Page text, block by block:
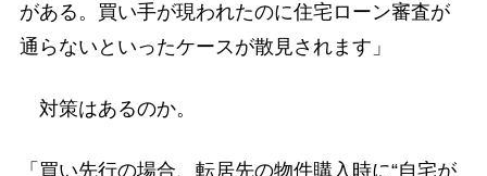
がある。買い手が現われたのに住宅ローン審査が
通らないといったケースが散見されます」
対策はあるのか。
「買い先行の場合、転居先の物件購入時に“自宅が